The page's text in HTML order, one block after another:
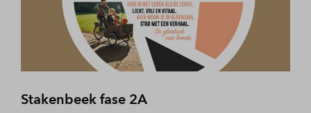
Stakenbeek fase 2A